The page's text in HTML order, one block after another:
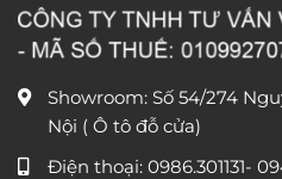
Showroom: Số 54/274
Nội ( Ô tô đỗ cửa)
Điện thoại: 0986.301131-